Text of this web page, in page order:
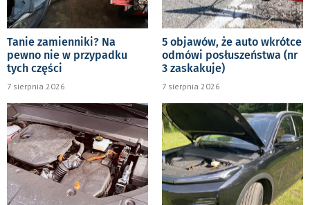
Tanie zamienniki? Na
pewno nie w przypadku
tych części
7 sierpnia 2026
5 objawów, że auto wkrótce
odmówi posłuszeństwa (nr
3 zaskakuje)
7 sierpnia 2026